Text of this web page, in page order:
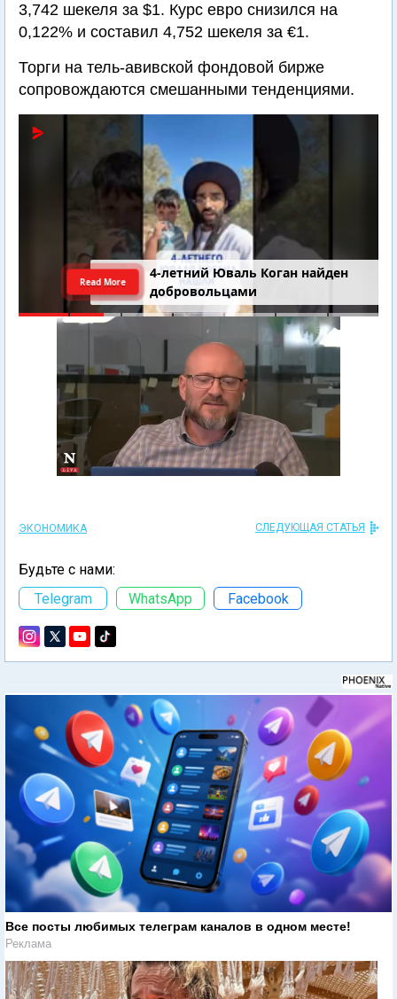
3,742 шекеля за $1. Курс евро снизился на
0,122% и составил 4,752 шекеля за €1.
Торги на тель-авивской фондовой бирже
сопровождаются смешанными тенденциями.
4-летний Юваль Коган найден
добровольцами
Read More
ЭКОНОМИКА СЛЕДУЮЩАЯ СТАТЬЯ
Будьте с нами:
Telegram
WhatsApp Facebook
Все посты любимых телеграм каналов в одном месте!
Реклама